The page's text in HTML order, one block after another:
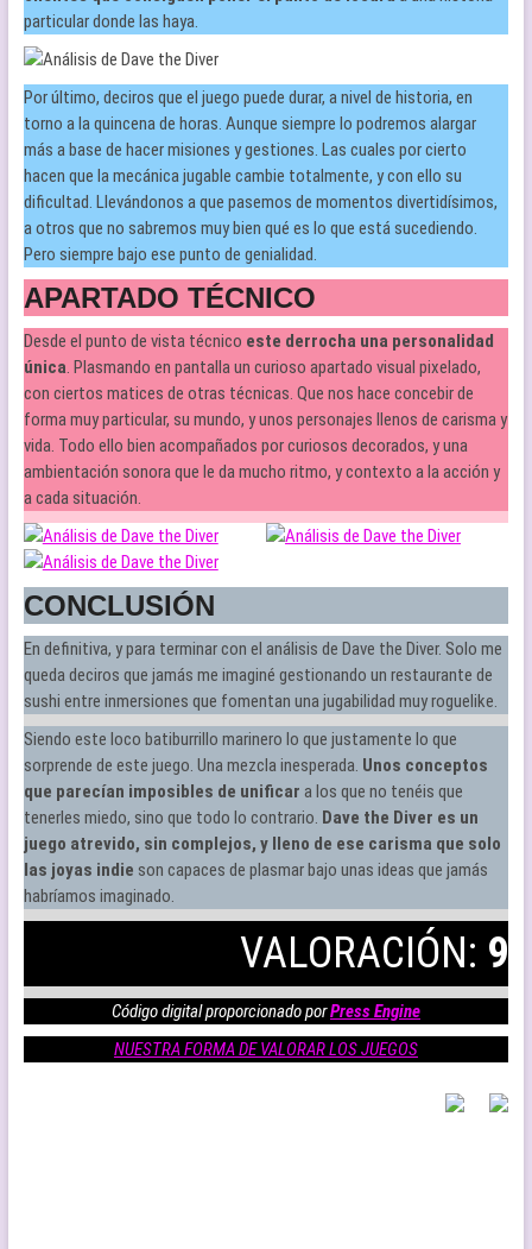
particular donde las haya.
Por último, deciros que el juego puede durar, a nivel de historia, en
torno a la quincena de horas. Aunque siempre lo podremos alargar
más a base de hacer misiones y gestiones. Las cuales por cierto
hacen que la mecánica jugable cambie totalmente, y con ello su
dificultad. Llevándonos a que pasemos de momentos divertidísimos,
a otros que no sabremos muy bien qué es lo que está sucediendo.
Pero siempre bajo ese punto de genialidad.
APARTADO TÉCNICO
Desde el punto de vista técnico este derrocha una personalidad
única. Plasmando en pantalla un curioso apartado visual pixelado,
con ciertos matices de otras técnicas. Que nos hace concebir de
forma muy particular, su mundo, y unos personajes llenos de carisma y
vida. Todo ello bien acompañados por curiosos decorados, y una
ambientación sonora que le da mucho ritmo, y contexto a la acción y
a cada situación.
CONCLUSIÓN
En definitiva, y para terminar con el análisis de Dave the Diver. Solo me
queda deciros que jamás me imaginé gestionando un restaurante de
sushi entre inmersiones que fomentan una jugabilidad muy roguelike.
Siendo este loco batiburrillo marinero lo que justamente lo que
sorprende de este juego. Una mezcla inesperada. Unos conceptos
que parecían imposibles de unificar a los que no tenéis que
tenerles miedo, sino que todo lo contrario. Dave the Diver es un
juego atrevido, sin complejos, y lleno de ese carisma que solo
las joyas indie son capaces de plasmar bajo unas ideas que jamás
habríamos imaginado.
VALORACIÓN: 9
Código digital proporcionado porPress Engine
NUESTRA FORMA DE VALORAR LOS JUEGOS